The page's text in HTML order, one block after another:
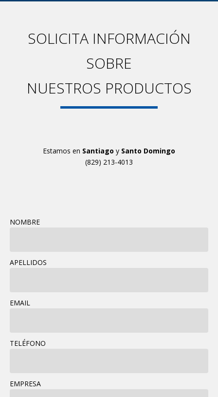
SOLICITA INFORMACIÓN
SOBRE
NUESTROS PRODUCTOS
Estamos en Santiago y Santo Domingo
(829) 213-4013
NOMBRE
APELLIDOS
EMAIL
TELÉFONO
EMPRESA